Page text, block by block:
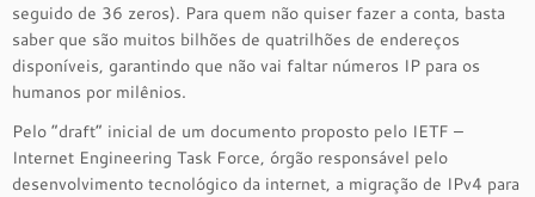
seguido de 36 zeros). Para quem não quiser fazer a conta, basta
saber que são muitos bilhões de quatrilhões de endereços
disponíveis, garantindo que não vai faltar números IP para os
humanos por milênios.
Pelo “draft” inicial de um documento proposto pelo IETF –
Internet Engineering Task Force, órgão responsável pelo
desenvolvimento tecnológico da internet, a migração de IPv4 para